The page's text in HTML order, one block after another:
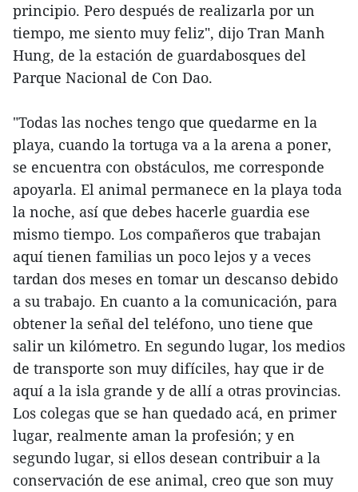
principio. Pero después de realizarla por un
tiempo, me siento muy feliz", dijo Tran Manh
Hung, de la estación de guardabosques del
Parque Nacional de Con Dao.
"Todas las noches tengo que quedarme en la
playa, cuando la tortuga va a la arena a poner,
se encuentra con obstáculos, me corresponde
apoyarla. El animal permanece en la playa toda
la noche, así que debes hacerle guardia ese
mismo tiempo. Los compañeros que trabajan
aquí tienen familias un poco lejos y a veces
tardan dos meses en tomar un descanso debido
a su trabajo. En cuanto a la comunicación, para
obtener la señal del teléfono, uno tiene que
salir un kilómetro. En segundo lugar, los medios
de transporte son muy difíciles, hay que ir de
aquí a la isla grande y de allí a otras provincias.
Los colegas que se han quedado acá, en primer
lugar, realmente aman la profesión; y en
segundo lugar, si ellos desean contribuir a la
conservación de ese animal, creo que son muy